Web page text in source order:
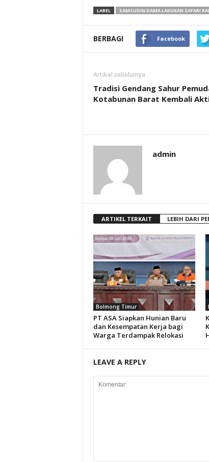
LABEL SAMSUDIN DAMA LAKUKAN SAFARI
BERBAGI Facebook
Artikel sebelumya
Tradisi Gendang Sahur
Kotabunan Barat Kembali
admin
ARTIKEL TERKAIT LEBIH DARI
Bolmong Timur
PT ASA Siapkan Hunian Baru
dan Kesempatan Kerja bagi
Warga Terdampak Relokasi
LEAVE A REPLY